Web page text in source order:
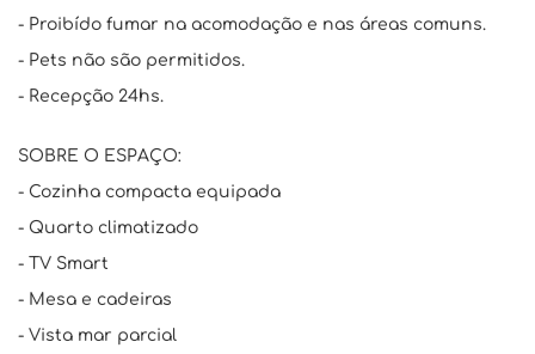
- Proibído fumar na acomodação e nas áreas comuns.
- Pets não são permitidos.
- Recepção 24hs.
SOBRE O ESPAÇO:
- Cozinha compacta equipada
- Quarto climatizado
- TV Smart
- Mesa e cadeiras
- Vista mar parcial